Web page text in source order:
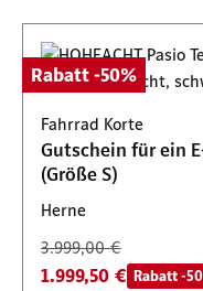
Rabatt -50%
Fahrrad Korte
Gutschein für ein
(Größe S)
Herne
3.999,00 €
1.999,50 € Rabatt -